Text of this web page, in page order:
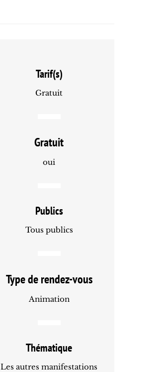
Tarif(s)
Gratuit
Gratuit
oui
Publics
Tous publics
Type de rendez-vous
Animation
Thématique
Les autres manifestations